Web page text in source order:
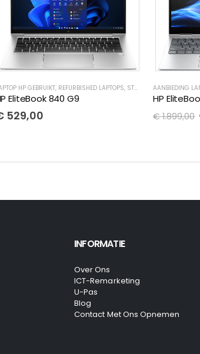
HP GEBRUIKT, REFURBISHED LAPTOPS, STUDENTEN LAPTOP
EliteBook 840 G9
529,00
AANBIEDING
HP
€1.899,00
INFORMATIE
Over Ons
ICT-Remarketing
U-Pas
Blog
Contact Met Ons Opnemen